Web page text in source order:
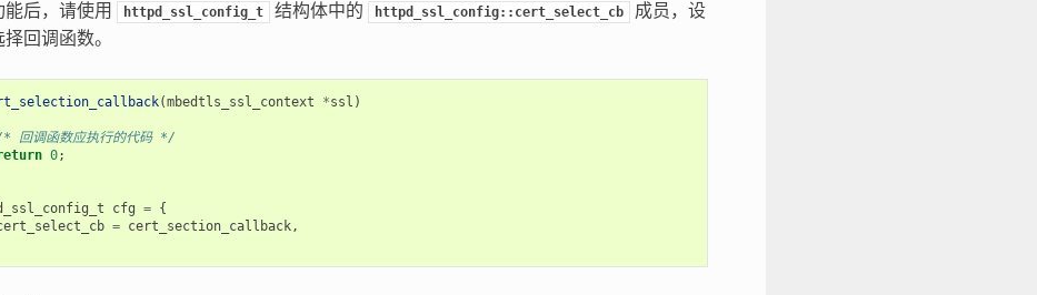
能后，请使用 httpd_ssl_config_t 结构体中的 httpd_ssl_config::cert_select_cb
成员，设
回调函数。
(mbedtls_ssl_context *ssl )
回调函数应执行的代码 */
0;
cfg = {
= cert_section_callback,